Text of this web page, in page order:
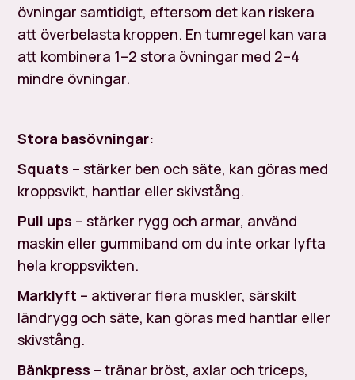
övningar samtidigt, eftersom det kan riskera
att överbelasta kroppen. En tumregel kan vara
att kombinera 1–2 stora övningar med 2–4
mindre övningar.
Stora basövningar:
Squats – stärker ben och säte, kan göras med
kroppsvikt, hantlar eller skivstång.
Pull ups – stärker rygg och armar, använd
maskin eller gummiband om du inte orkar lyfta
hela kroppsvikten.
Marklyft – aktiverar flera muskler, särskilt
ländrygg och säte, kan göras med hantlar eller
skivstång.
Bänkpress – tränar bröst, axlar och triceps,